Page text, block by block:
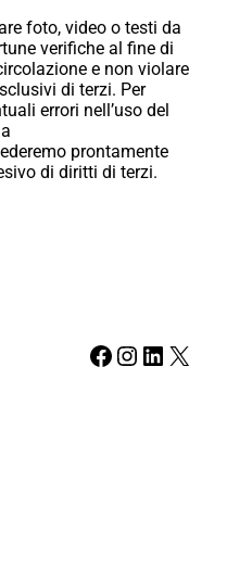
foto, video o testi da
verifiche al fine di
e non violare
di terzi. Per
errori nell’uso del
prontamente
di diritti di terzi.
Facebook Instagram LinkedIn X